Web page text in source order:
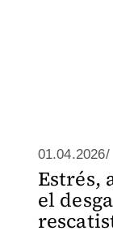
01.04.2026/
Estrés,
el